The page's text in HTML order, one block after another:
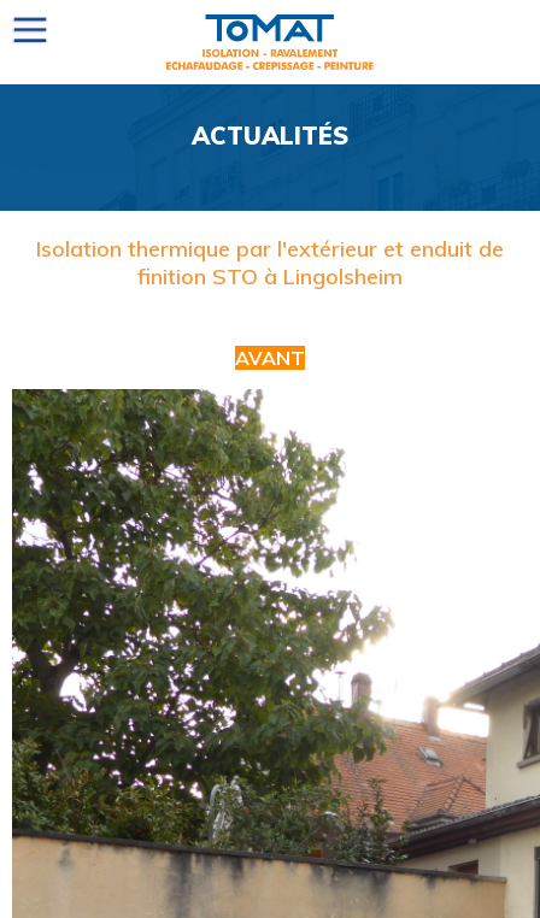
ACTUALITÉS
Isolation thermique par l'extérieur et enduit de
finition STO à Lingolsheim
AVANT